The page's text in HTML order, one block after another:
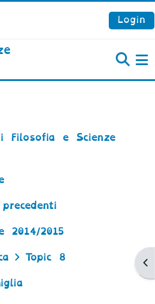
Login
Filosofia e Scienze
2014/2015
Topic 8